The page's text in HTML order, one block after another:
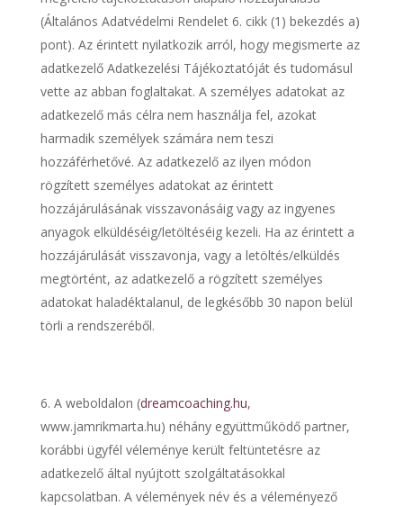
(Általános Adatvédelmi Rendelet 6. cikk (1) bekezdés a)
pont). Az érintett nyilatkozik arról, hogy megismerte az
adatkezelő Adatkezelési Tájékoztatóját és tudomásul
vette az abban foglaltakat. A személyes adatokat az
adatkezelő más célra nem használja fel, azokat
harmadik személyek számára nem teszi
hozzáférhetővé. Az adatkezelő az ilyen módon
rögzített személyes adatokat az érintett
hozzájárulásának visszavonásáig vagy az ingyenes
anyagok elküldéséig/letöltéséig kezeli. Ha az érintett a
hozzájárulását visszavonja, vagy a letöltés/elküldés
megtörtént, az adatkezelő a rögzített személyes
adatokat haladéktalanul, de legkésőbb 30 napon belül
törli a rendszeréből.
A weboldalon (dreamcoaching.hu,
www.jamrikmarta.hu) néhány együttműködő partner,
korábbi ügyfél véleménye került feltüntetésre az
adatkezelő által nyújtott szolgáltatásokkal
kapcsolatban. A vélemények név és a véleményező